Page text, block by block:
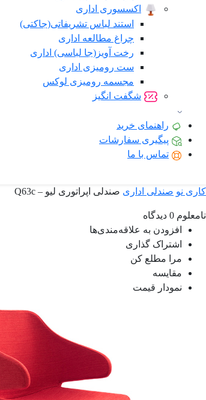
اکسسوری اداری
استند لباس تشریفاتی(جاکتی)
چراغ مطالعه اداری
رخت آویز(جا لباسی) اداری
ست رومیزی اداری
مجسمه رومیزی لوکس
شگفت انگیز
راهنمای خرید
پیگیری سفارشات
تماس با ما
کاری نو صندلی اداری صندلی اپراتوری لیو – Q63c
نامعلوم 0 دیدگاه
افزودن به علاقه‌مندی‌ها
اشتراک گذاری
مرا مطلع کن
مقایسه
نمودار قیمت